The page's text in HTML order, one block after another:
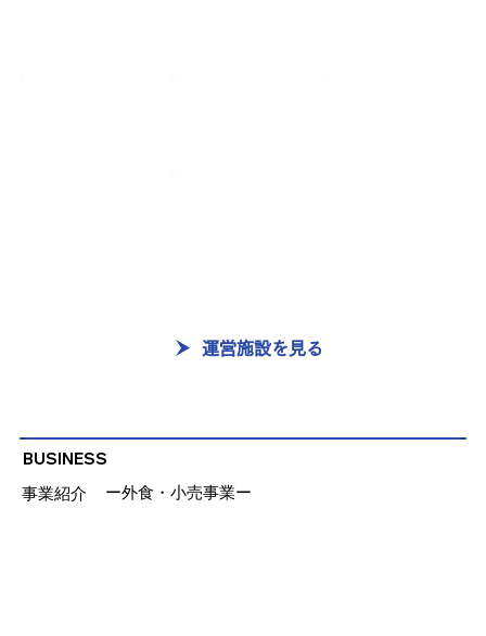
運営施設を見る
BUSINESS
事業紹介
​ー外食・小売事業ー